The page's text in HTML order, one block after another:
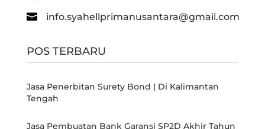
 info.syahellprimanusantara@gmail.com
POS TERBARU
Jasa Penerbitan Surety Bond | Di Kalimantan
Tengah
Jasa Pembuatan Bank Garansi SP2D Akhir Tahun